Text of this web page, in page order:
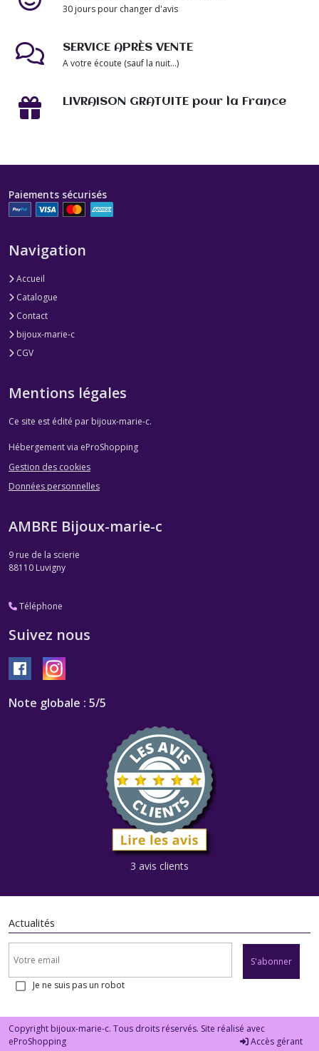
30 jours pour changer d'avis
SERVICE APRÈS VENTE
A votre écoute (sauf la nuit...)
LIVRAISON GRATUITE pour la France
Paiements sécurisés
Navigation
Accueil
Catalogue
Contact
bijoux-marie-c
CGV
Mentions légales
Ce site est édité par bijoux-marie-c.
Hébergement via eProShopping
Gestion des cookies
Données personnelles
AMBRE Bijoux-marie-c
9 rue de la scierie
88110 Luvigny
Téléphone
Suivez nous
Note globale : 5/5
3 avis clients
Actualités
S'abonner
Je ne suis pas un robot
Copyright bijoux-marie-c. Tous droits réservés. Site réalisé avec
eProShopping
Accès gérant